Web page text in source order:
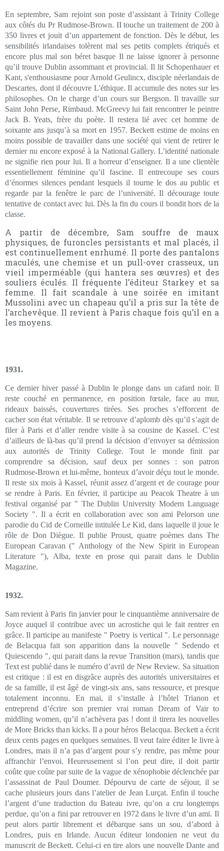
En septembre, Sam rejoint son poste d’assistant à Trinity College
aux côtés du Pr Rudmose-Brown. II touche un traitement de 200 à
350 livres et jouit d’un appartement de fonction. Dès le début, les
sensibilités irlandaises tolèrent mal ses petits complets étriqués et
encore plus mal son béret basque Il ne laisse ignorer à personne
qu’il trouve Dublin assommant et provincial. Il lit Schopenhauer et
Kant, s'enthousiasme pour Arnold Geulincx, disciple néerlandais de
Descartes, dont il découvre L'éthique. Il accumule des notes sur les
philosophes. On le charge d’un cours sur Bergson. Il travaille sur
Saint John Perse, Rimbaud. McGreevy lui fait rencontrer le peintre
Jack B. Yeats, frère du poète. Il restera lié avec cet homme de
soixante ans jusqu’à sa mort en 1957. Beckett estime de moins en
moins possible de travailler dans une société qui vient de retirer le
dernier nu encore exposé à la National Gallery. L’identité nationale
ne signifie rien pour lui. Il a horreur d’enseigner. Il a une clientèle
essentiellement féminine qu’il fascine. Il entrecoupe ses cours
d’énormes silences pendant lesquels il tourne le dos au public et
regarde par la fenêtre le parc de l’université. Il décourage toute
tentative de contact avec lui. Dès la fin du cours il bondit hors de la
classe.
A partir de décembre, Sam souffre de maux
physiques, de furoncles persistants et mal placés, il
est continuellement enrhumé. Il porte des pantalons
maculés, une chemise et un pull-over crasseux, un
vieil imperméable (qui hantera ses œuvres) et des
souliers éculés. Il fréquente l’éditeur Starkey et sa
femme. Il fait scandale à une soirée en imitant
Mussolini avec un chapeau qu’il a pris sur la tête de
l’archevêque. Il revient à Paris chaque fois qu’il en a
les moyens.
1931.
Ce dernier hiver passé à Dublin le plonge dans un cafard noir. Il
reste couché en permanence, en position fœtale, face au mur,
rideaux baissés, couvertures tirées. Ses proches s’efforcent de
cacher son état véritable. Il se retrouve d’aplomb dès qu’il s’agit de
filer à Paris et d’aller rendre visite à sa cousine de Kassel. C’est
d’ailleurs de là-bas qu’il prend la décision d’envoyer sa démission
aux autorités de Trinity College. Tout le monde finit par
comprendre sa décision, sauf deux per sonnes : son patron
Rudmose-Brown et lui-même, honteux d’avoir déçu tout le monde.
Il reste six mois à Kassel, réunit assez d’argent et de courage pour
se rendre à Paris. En février, il participe au Peacok Theatre à un
festival organisé par " The Dublin University Modern Language
Society ". Il a écrit en collaboration avec son ami Pelorson une
parodie du Cid de Corneille intitulée Le Kid, dans laquelle il joue le
rôle de Don Diègue. Il publie Proust, quatre poèmes dans The
European Caravan (" Anthology of the New Spirit in European
Literature "), Alba, texte en prose qui parait dans le Dublin
Magazine.
1932.
Sam revient à Paris fin janvier pour le cinquantième anniversaire de
Joyce auquel il contribue avec un acrostiche qui le fait rentrer en
grâce. Il participe au manifeste " Poetry is vertical ". Le personnage
de Belacqua fait son apparition dans la nouvelle " Sedendo et
Quiescendo ", qui parait dans la revue Transition (mars), tandis que
Text est publié dans le numéro d’avril de New Review. Sa situation
est critique : il est en disgrâce auprès des autorités universitaires et
de sa famille, il est âgé de vingt-six ans, sans ressource, et presque
totalement inconnu. En mai, il s’installe à l’hôtel Trianon et
entreprend d’écrire son premier vrai roman Dream of Vair to
middling women, qu’il n’achèvera pas ! dont il tirera les nouvelles
de More Bricks than kicks. Il a pour héros Belacqua. Beckett a écrit
deux cents pages en quelques semaines. Il veut faire éditer le livre à
Londres, mais il n’a pas d’argent pour s’y rendre, pas même pour
affranchir l’envoi. Heureusement si l’on peut dire, il doit partir
coûte que coûte par suite de la vague de xénophobie déclenchée par
l’assassinat de Paul Doumer. Dépourvu de carte de séjour, il se
cache plusieurs jours dans l’atelier de Jean Lurçat. Enfin il touche
l’argent d’une traduction du Bateau ivre, qu’on a cru longtemps
perdue, qu’on a fini par retrouver en 1972 dans le livre d’un ami. Il
peut alors partir librement et débarque sans un sou, d’abord à
Londres, puis en Irlande. Aucun éditeur londonien ne veut du
manuscrit de Beckett. Celui-ci en tire alors une nouvelle Dante and